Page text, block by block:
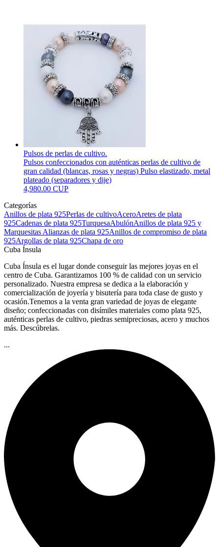
Pulsos de perlas de cultivo.
Pulsos confeccionados con auténticas perlas de cultivo de
gran calidad (blancas, rosas y negras) Pulso elastizado, metal
plateado (separadores y dije)
4,980.00 CUP
Categorías
Anillos de plata 925Perlas de cultivoAceroAretes de plata
925Cadenas de plata 925TurquesaAbulónAnillos de plata 925 y
Marquesitas Alianzas de plata 925Anillos de compromiso de plata
925Argollas de plata 925Chapa de oro
Cuba Ínsula
Cuba Ínsula es el lugar donde conseguir las mejores joyas en el
centro de Cuba. Garantizamos 100 % de calidad con un servicio
personalizado. Nuestra empresa se dedica a la elaboración y
comercialización de joyería y bisutería para toda clase de gusto y
ocasión.Tenemos a la venta gran variedad de joyas de elegante
diseño; confeccionadas con disímiles materiales como plata 925,
auténticas perlas de cultivo, piedras semipreciosas, acero y muchos
más. Descúbrelas.
...